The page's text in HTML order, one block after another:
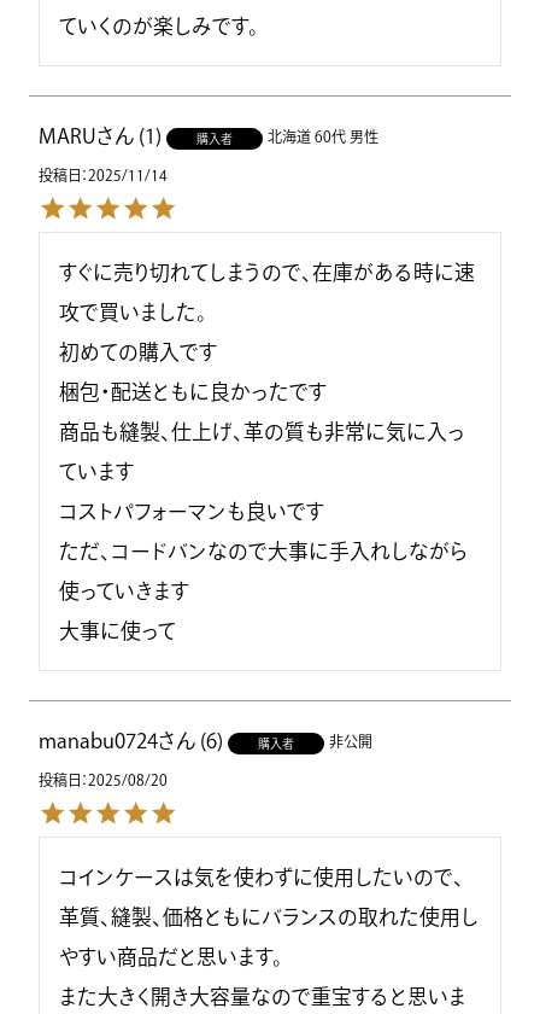
ていくのが楽しみです。
MARU 1 購入者 北海道 60代 男性
投稿日 2025/11/14
すぐに売り切れてしまうので、在庫がある時に速
攻で買いました。
初めての購入です
梱包・配送ともに良かったです
商品も縫製、仕上げ、革の質も非常に気に入っ
ています
コストパフォーマンも良いです
ただ、コードバンなので大事に手入れしながら
使っていきます
大事に使って
manabu0724 6 購入者 非公開
投稿日 2025/08/20
コインケースは気を使わずに使用したいので、
革質、縫製、価格ともにバランスの取れた使用し
やすい商品だと思います。
また大きく開き大容量なので重宝すると思いま